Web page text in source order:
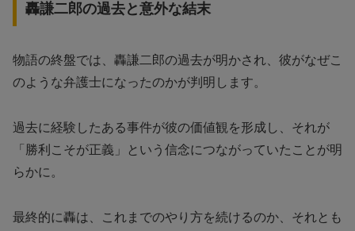
轟謙二郎の過去と意外な結末
物語の終盤では、轟謙二郎の過去が明かされ、彼がなぜこ
のような弁護士になったのかが判明します。
過去に経験したある事件が彼の価値観を形成し、それが
「勝利こそが正義」という信念につながっていたことが明
らかに。
最終的に轟は、これまでのやり方を続けるのか、それとも